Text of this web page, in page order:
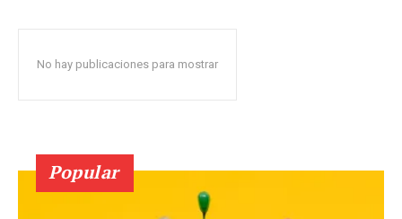
No hay publicaciones para mostrar
Popular